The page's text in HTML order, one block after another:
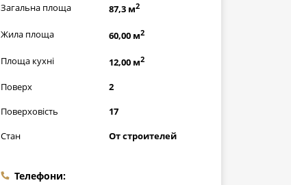
Загальна площа 87,3 м2
Жила площа 60,00 м2
Площа кухні 12,00 м2
Поверх
2
Поверховість
17
Стан
От строителей
Телефони: